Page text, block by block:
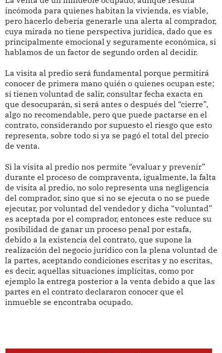
incómoda para quienes habitan la vivienda, es viable,
pero hacerlo debería generarle una alerta al comprador,
cuya mirada no tiene perspectiva jurídica, dado que es
principalmente emocional y seguramente económica, si
hablamos de un factor de segundo orden al decidir.
La visita al predio será fundamental porque permitirá
conocer de primera mano quién o quienes ocupan este;
si tienen voluntad de salir, consultar fecha exacta en
que desocuparán, si será antes o después del “cierre”,
algo no recomendable, pero que puede pactarse en el
contrato, considerando por supuesto el riesgo que esto
representa, sobre todo si ya se pagó el total del precio
de venta.
Si la visita al predio nos permite “evaluar y prevenir”
durante el proceso de compraventa, igualmente, la falta
de visita al predio, no solo representa una negligencia
del comprador, sino que si no se ejecuta o no se puede
ejecutar, por voluntad del vendedor y dicha “voluntad”
es aceptada por el comprador, entonces este reduce su
posibilidad de ganar un proceso penal por estafa,
debido a la existencia del contrato, que supone la
realización del negocio jurídico con la plena voluntad de
la partes, aceptando condiciones escritas y no escritas,
es decir, aquellas situaciones implícitas, como por
ejemplo la entrega posterior a la venta debido a que las
partes en el contrato declararon conocer que el
inmueble se encontraba ocupado.